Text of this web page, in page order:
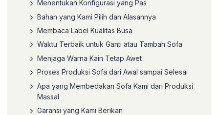
Menentukan Konfigurasi yang Pas
Bahan yang Kami Pilih dan Alasannya
Membaca Label Kualitas Busa
Waktu Terbaik untuk Ganti atau Tambah Sofa
Menjaga Warna Kain Tetap Awet
Proses Produksi Sofa dari Awal sampai Selesai
Apa yang Membedakan Sofa Kami dari Produksi
Massal
Garansi yang Kami Berikan